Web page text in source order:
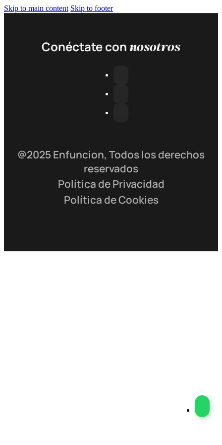
Skip to main content Skip to footer
Conéctate connosotros
@2025 Enfuncion, Todos los derechos
reservados
Política de Privacidad
Política de Cookies